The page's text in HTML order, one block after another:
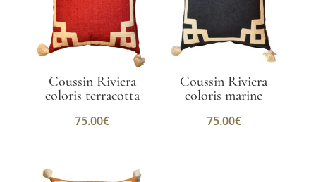
Coussin Riviera
coloris terracotta
75.00€
Coussin Riviera
coloris marine
75.00€